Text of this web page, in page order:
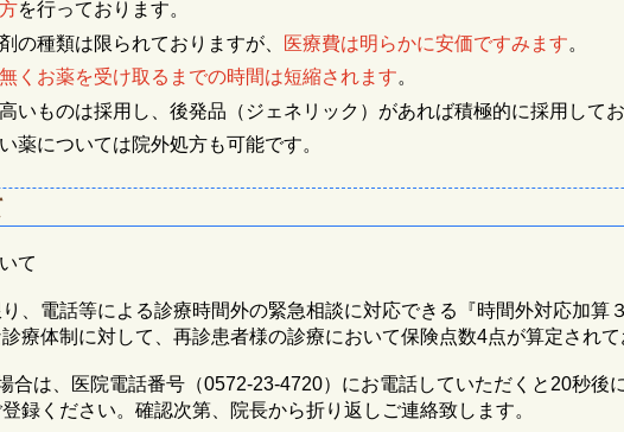
を行っております。
の種類は限られておりますが、
医療費は明らかに安価ですみます。
くお薬を受け取るまでの時間は短縮されます。
いものは採用し、後発品（ジェネリック）があれば積極的に採用して
薬については院外処方も可能です。
て
、電話等による診療時間外の緊急相談に対応できる『時間外対応加算
療体制に対して、再診患者様の診療において保険点数4点が算定され
は、医院電話番号（0572-23-4720）にお電話していただくと20秒後
録ください。確認次第、院長から折り返しご連絡致します。